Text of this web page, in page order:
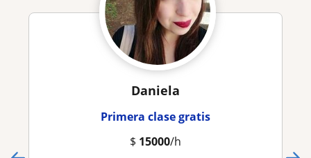
Daniela
Primera clase gratis
$ 15000/h